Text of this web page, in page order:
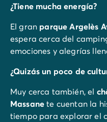
¿Tiene mucha energía?
El gran parque Argelès
espera cerca del
emociones y alegrías
¿Quizás un poco de
Muy cerca también, el
Massanete cuentan la
tiempo para explorar el